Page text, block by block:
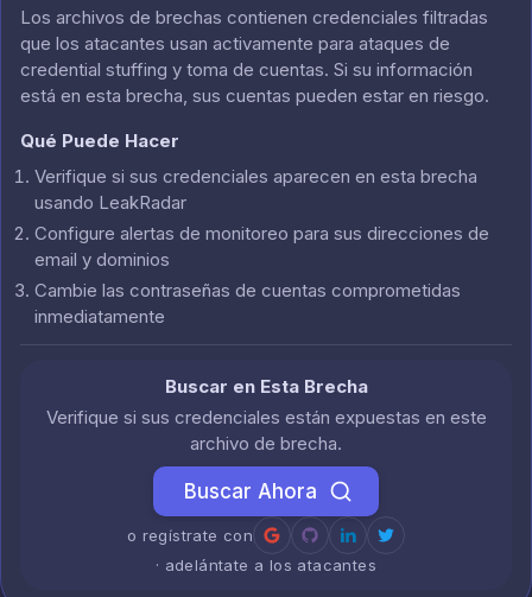
Los archivos de brechas contienen credenciales filtradas
que los atacantes usan activamente para ataques de
credential stuffing y toma de cuentas. Si su información
está en esta brecha, sus cuentas pueden estar en riesgo.
Qué Puede Hacer
Verifique si sus credenciales aparecen en esta brecha
usando LeakRadar
Configure alertas de monitoreo para sus direcciones de
email y dominios
Cambie las contraseñas de cuentas comprometidas
inmediatamente
Buscar en Esta Brecha
Verifique si sus credenciales están expuestas en este
archivo de brecha.
Buscar Ahora
o regístrate con
· adelántate a los atacantes